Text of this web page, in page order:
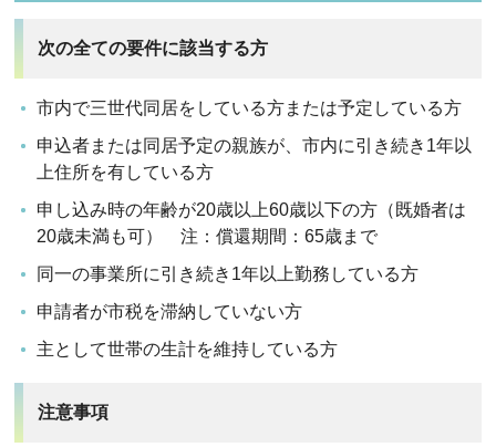
次の全ての要件に該当する方
市内で三世代同居をしている方または予定している方
申込者または同居予定の親族が、市内に引き続き1年以
上住所を有している方
申し込み時の年齢が20歳以上60歳以下の方（既婚者は
20歳未満も可） 注：償還期間：65歳まで
同一の事業所に引き続き1年以上勤務している方
申請者が市税を滞納していない方
主として世帯の生計を維持している方
注意事項